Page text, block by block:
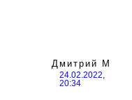
Дмитрий М
24.02.2022,
20:34